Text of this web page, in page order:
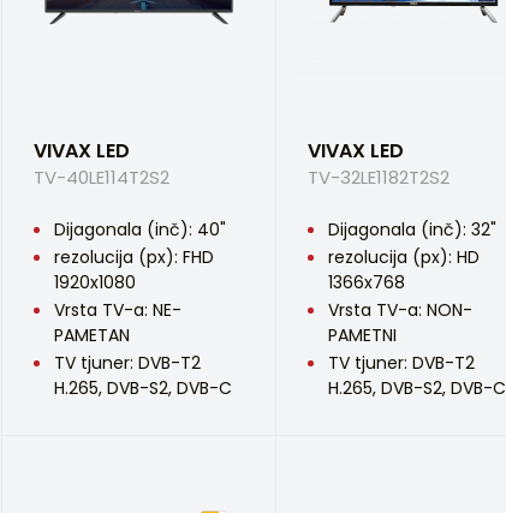
VIVAX LED
TV-40LE114T2S2
Dijagonala (inč): 40"
rezolucija (px): FHD
1920x1080
Vrsta TV-a: NE-
PAMETAN
TV tjuner: DVB-T2
H.265, DVB-S2, DVB-C
VIVAX LED
TV-32LE1182T2S2
Dijagonala (inč): 32"
rezolucija (px): HD
1366x768
Vrsta TV-a: NON-
PAMETNI
TV tjuner: DVB-T2
H.265, DVB-S2, DVB-C